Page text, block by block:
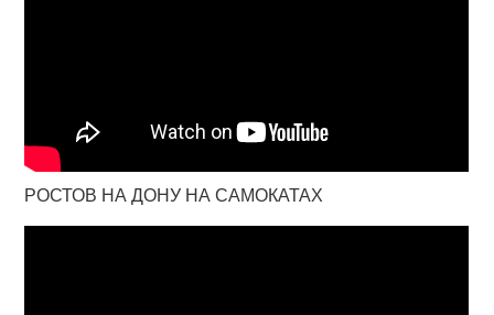
РОСТОВ НА ДОНУ НА САМОКАТАХ